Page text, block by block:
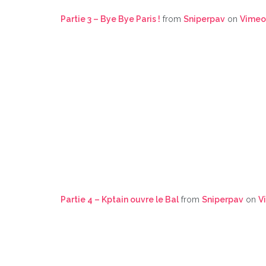
Partie 3 – Bye Bye Paris ! from Sniperpav on Vimeo
Partie 4 – Kptain ouvre le Bal from Sniperpav on